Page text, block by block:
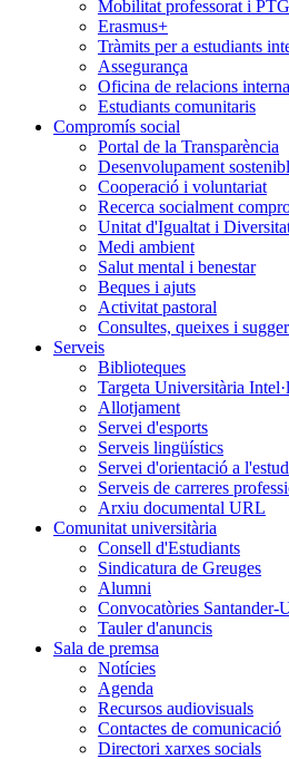
Mobilitat professorat i
Erasmus+
Tràmits per a estudiants
Assegurança
Oficina de relacions
Estudiants comunitaris
Compromís social
Portal de la Transparència
Desenvolupament
Cooperació i voluntariat
Recerca socialment
Unitat d'Igualtat i
Medi ambient
Salut mental i benestar
Beques i ajuts
Activitat pastoral
Consultes, queixes i
Serveis
Biblioteques
Targeta Universitària
Allotjament
Servei d'esports
Serveis lingüístics
Servei d'orientació a
Serveis de carreres
Arxiu documental URL
Comunitat universitària
Consell d'Estudiants
Sindicatura de Greuges
Alumni
Convocatòries Santander-
Tauler d'anuncis
Sala de premsa
Notícies
Agenda
Recursos audiovisuals
Contactes de comunicació
Directori xarxes socials